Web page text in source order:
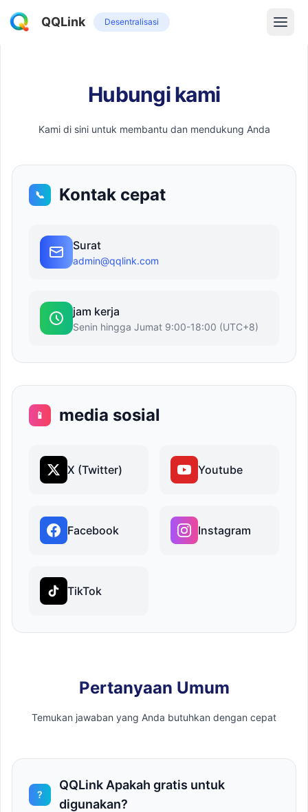
QQLink Desentralisasi
Hubungi kami
Kami di sini untuk membantu dan mendukung Anda
📞 Kontak cepat
Surat
admin@qqlink.com
jam kerja
Senin hingga Jumat 9:00-18:00 (UTC+8)
📱 media sosial
X (Twitter) Youtube
Facebook Instagram
TikTok
Pertanyaan Umum
Temukan jawaban yang Anda butuhkan dengan cepat
?
QQLink Apakah gratis untuk
digunakan?